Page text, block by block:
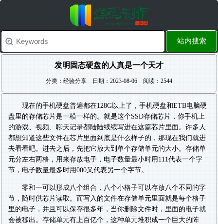
站内搜索
发明固态硬盘的人真是一个天才
分类：经验分享 日期：2023-08-06 阅读：2544
现在的手机硬盘普遍都在128G以上了，手机硬盘和ETB电脑硬
盘里的存储芯片是一模一样的。就是这个SSD存储芯片，你手机上
的游戏、视频、聊天记录都陆陆续续写进在这篇芯片里面。许多人
都想知道这些文件在芯片里面到底是什么样子的，那现在我们就进
去看看吧。进去之后，先把它放大到单个存储单元的大小。存储单
元分左右两格，用来存放电子，电子数量最小时用111代表一个字
节，电子数量最多时用000又代表另一个字节。
零和一可以形成八个组合，八个小格子可以存放八个不同的字
节，随时供芯片读取。而写入的文件在存储单元里面就是每个格子
里的电子，并且可以保存很多年，当你删除文件时，里面的电子就
会被移出。存储单元有上百亿个，这种单元堆积成一个巨大的阵